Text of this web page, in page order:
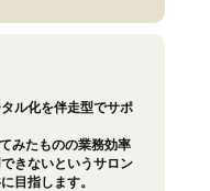
ル化を伴走型でサポ
みたものの業務効率
きないというサロン
目指します。